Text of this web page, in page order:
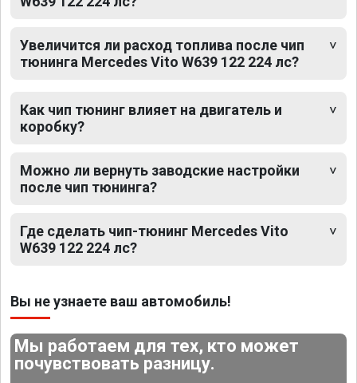
Увеличится ли расход топлива после чип
тюнинга Mercedes Vito W639 122 224 лс?
Как чип тюнинг влияет на двигатель и
коробку?
Можно ли вернуть заводские настройки
после чип тюнинга?
Где сделать чип-тюнинг Mercedes Vito
W639 122 224 лс?
Вы не узнаете ваш автомобиль!
Мы работаем для тех, кто может
почувствовать разницу.